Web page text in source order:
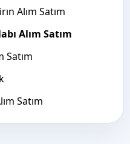
Alım Satım
Alım Satım
Satım
Satım